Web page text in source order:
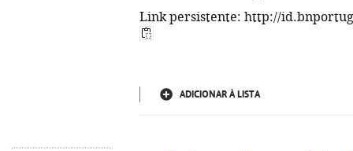
Link persistente: http://
ADICIONAR À LISTA